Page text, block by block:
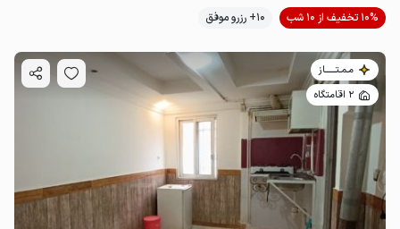
1.5میلیون ت 4.6
10% تخفیف از 10 شب
10+ رزرو موفق
مـمـتــــــاز
2 اقامتگاه